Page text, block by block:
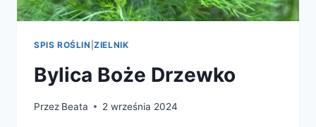
SPIS ROŚLIN |ZIELNIK
Bylica Boże Drzewko
Przez Beata 2 września 2024